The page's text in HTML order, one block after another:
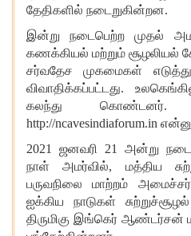
தேதிகளில் நடைறுகின்றன.
இன்று நடைபெற்ற முதல்
கணக்கியல் மற்றும் சூழலியல்
சர்வதேச முகமைகள்
விவாதிக்கப்பட்டது.
கலந்து கொண்டனர்.
http://ncavesindiaforum.in
2021 ஜனவரி 21 அன்று
நாள் அமர்வில், மத்திய
பருவநிலை மாற்றம்
ஐக்கிய நாடுகள்
திருமிகு இங்கெர் ஆண்டர்சன்